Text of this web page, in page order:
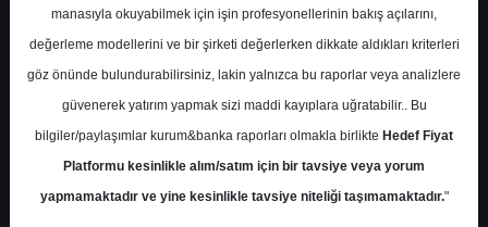
Kurum Sayısı
22
10 2
Üstü
Get.
6
Yok
1 3
manasıyla okuyabilmek için işin profesyonellerinin bakış açılarını,
değerleme modellerini ve bir şirketi değerlerken dikkate aldıkları kriterleri
göz önünde bulundurabilirsiniz, lakin yalnızca bu raporlar veya analizlere
güvenerek yatırım yapmak sizi maddi kayıplara uğratabilir.. Bu
bilgiler/paylaşımlar kurum&banka raporları olmakla birlikte Hedef Fiyat
Platformu kesinlikle alım/satım için bir tavsiye veya yorum
yapmamaktadır ve yine kesinlikle tavsiye niteliği taşımamaktadır."